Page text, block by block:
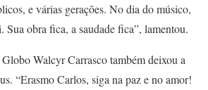
e várias gerações. No dia do músico,
Sua obra fica, a saudade fica”, lamentou.
Walcyr Carrasco também deixou a
“Erasmo Carlos, siga na paz e no amor!